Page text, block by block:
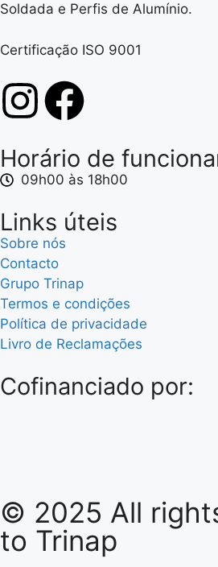
Soldada e Perfis de Alumínio.
Certificação ISO 9001
Horário de
09h00 às 18h00
Links úteis
Sobre nós
Contacto
Grupo Trinap
Termos e condições
Política de privacidade
Livro de Reclamações
Cofinanciado por:
© 2025 All
to Trinap